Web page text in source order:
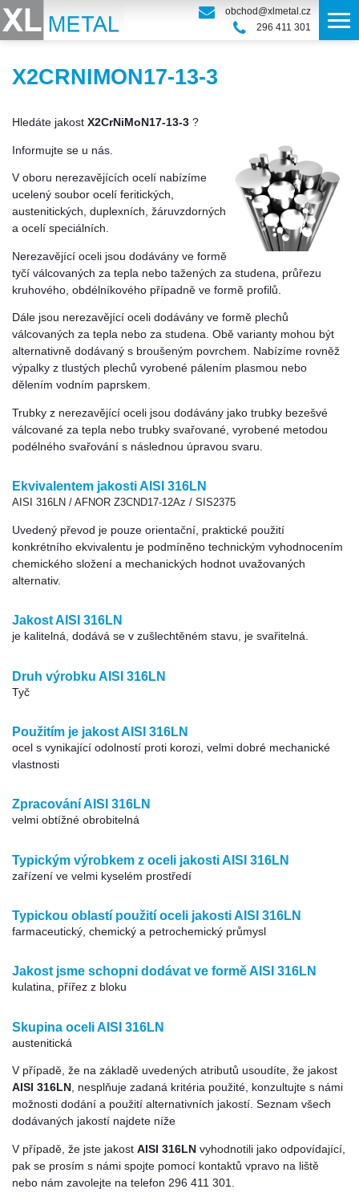
obchod@xlmetal.cz
296 411 301
X2CRNIMON17-13-3
Hledáte jakost X2CrNiMoN17-13-3 ?
Informujte se u nás.
V oboru nerezavějících ocelí nabízíme
ucelený soubor ocelí feritických,
austenitických, duplexních, žáruvzdorných
a ocelí speciálních.
Nerezavějící oceli jsou dodávány ve formě
tyčí válcovaných za tepla nebo tažených za studena, průřezu
kruhového, obdélníkového případně ve formě profilů.
Dále jsou nerezavějící oceli dodávány ve formě plechů
válcovaných za tepla nebo za studena. Obě varianty mohou být
alternativně dodávaný s broušeným povrchem. Nabízíme rovněž
výpalky z tlustých plechů vyrobené pálením plasmou nebo
dělením vodním paprskem.
Trubky z nerezavějící oceli jsou dodávány jako trubky bezešvé
válcované za tepla nebo trubky svařované, vyrobené metodou
podélného svařování s následnou úpravou svaru.
Ekvivalentem jakosti AISI 316LN
AISI 316LN / AFNOR Z3CND17-12Az / SIS2375
Uvedený převod je pouze orientační, praktické použití
konkrétního ekvivalentu je podmíněno technickým vyhodnocením
chemického složení a mechanických hodnot uvažovaných
alternativ.
Jakost AISI 316LN
je kalitelná, dodává se v zušlechtěném stavu, je svařitelná.
Druh výrobku AISI 316LN
Tyč
Použitím je jakost AISI 316LN
ocel s vynikající odolností proti korozi, velmi dobré mechanické
vlastnosti
Zpracování AISI 316LN
velmi obtížné obrobitelná
Typickým výrobkem z oceli jakosti AISI 316LN
zařízení ve velmi kyselém prostředí
Typickou oblastí použití oceli jakosti AISI 316LN
farmaceutický, chemický a petrochemický průmysl
Jakost jsme schopni dodávat ve formě AISI 316LN
kulatina, přířez z bloku
Skupina oceli AISI 316LN
austenitická
V případě, že na základě uvedených atributů usoudíte, že jakost
AISI 316LN , nesplňuje zadaná kritéria použité, konzultujte s námi
možnosti dodání a použití alternativních jakostí. Seznam všech
dodávaných jakostí najdete níže
V případě, že jste jakost AISI 316LN vyhodnotili jako odpovídající,
pak se prosím s námi spojte pomocí kontaktů vpravo na liště
nebo nám zavolejte na telefon 296 411 301.